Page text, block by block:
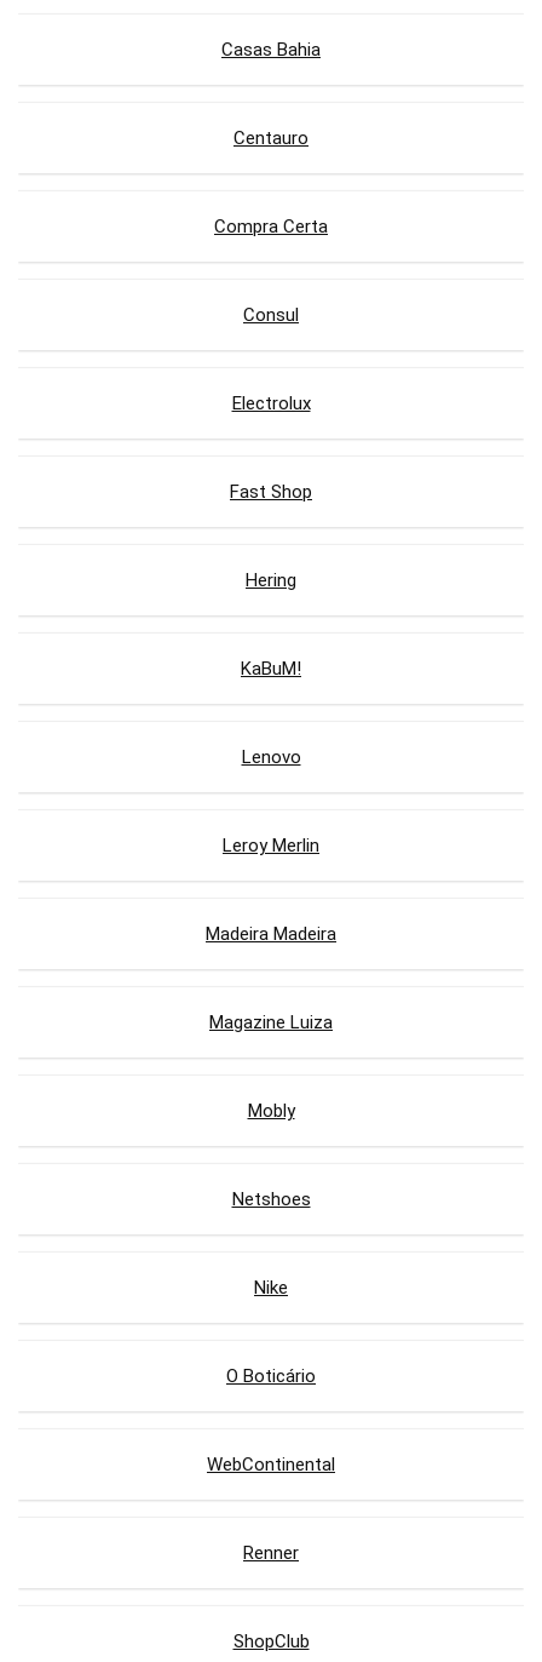
Casas Bahia
Centauro
Compra Certa
Consul
Electrolux
Fast Shop
Hering
KaBuM!
Lenovo
Leroy Merlin
Madeira Madeira
Magazine Luiza
Mobly
Netshoes
Nike
O Boticário
WebContinental
Renner
ShopClub